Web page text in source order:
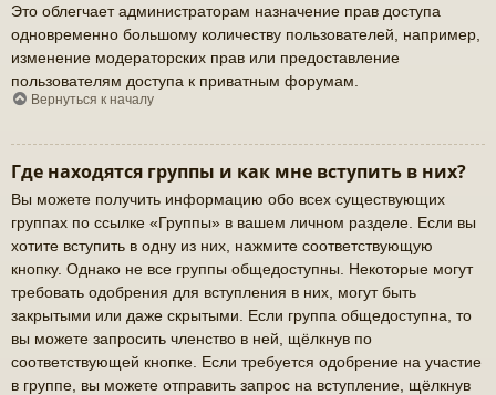
Это облегчает администраторам назначение прав доступа
одновременно большому количеству пользователей, например,
изменение модераторских прав или предоставление
пользователям доступа к приватным форумам.
Вернуться к началу
Где находятся группы и как мне вступить в них?
Вы можете получить информацию обо всех существующих
группах по ссылке «Группы» в вашем личном разделе. Если вы
хотите вступить в одну из них, нажмите соответствующую
кнопку. Однако не все группы общедоступны. Некоторые могут
требовать одобрения для вступления в них, могут быть
закрытыми или даже скрытыми. Если группа общедоступна, то
вы можете запросить членство в ней, щёлкнув по
соответствующей кнопке. Если требуется одобрение на участие
в группе, вы можете отправить запрос на вступление, щёлкнув